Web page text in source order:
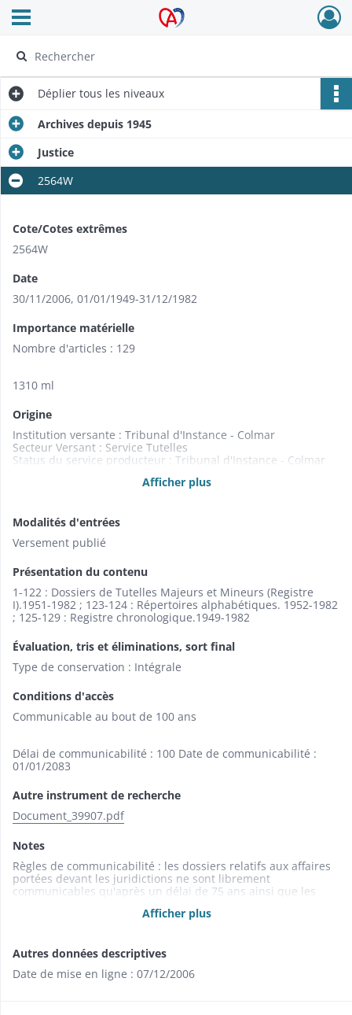
Archives Alsace - Colmar
Ouvrir le menu déroulant
Déplier tous les niveaux
Archives depuis 1945
Justice
2564W
Cote/Cotes extrêmes
2564W
Date
30/11/2006, 01/01/1949-31/12/1982
Importance matérielle
Nombre d'articles : 129
1310 ml
Origine
Institution versante : Tribunal d'Instance - Colmar
Secteur Versant : Service Tutelles
Status du service producteur : Tribunal d'Instance - Colmar
Afficher plus
Modalités d'entrées
Versement publié
Présentation du contenu
1-122 : Dossiers de Tutelles Majeurs et Mineurs (Registre
I).1951-1982 ; 123-124 : Répertoires alphabétiques. 1952-1982
; 125-129 : Registre chronologique.1949-1982
Évaluation, tris et éliminations, sort final
Type de conservation : Intégrale
Conditions d'accès
Communicable au bout de 100 ans
Délai de communicabilité : 100 Date de communicabilité :
01/01/2083
Autre instrument de recherche
Document_39907.pdf
Notes
Règles de communicabilité : les dossiers relatifs aux affaires
portées devant les juridictions ne sont librement
communicables qu'après un délai de 75 ans ainsi que les
délai est de 100 ans pour les affaires concernant les mineurs
Code du Patrimoine).
Afficher plus
Autres données descriptives
Date de mise en ligne : 07/12/2006